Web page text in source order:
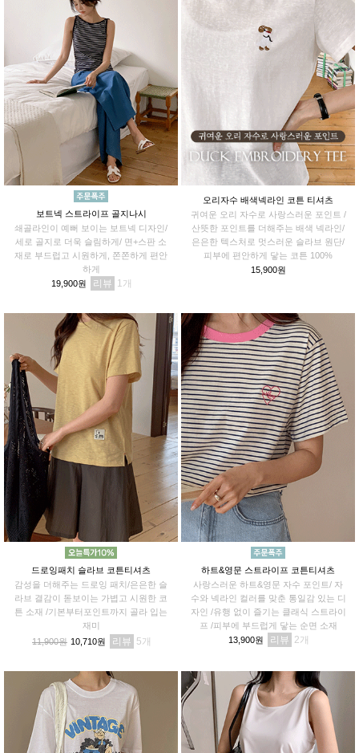
보트넥 스트라이프 골지나시
쇄골라인이 예뻐 보이는 보트넥 디자인/
세로 골지로 더욱 슬림하게/ 면+스판 소
재로 부드럽고 시원하게, 쫀쫀하게 편안
하게
19,900원
리뷰 1
오리자수 배색넥라인 코튼 티셔츠
귀여운 오리 자수로 사랑스러운 포인트 /
산뜻한 포인트를 더해주는 배색 넥라인/
은은한 텍스처로 멋스러운 슬라브 원단/
피부에 편안하게 닿는 코튼 100%
15,900원
드로잉패치 슬라브 코튼티셔츠
감성을 더해주는 드로잉 패치/은은한 슬
라브 결감이 돋보이는 가볍고 시원한 코
튼 소재 /기본부터포인트까지 골라 입는
재미
11,900원 10,710원 리뷰 5
하트&영문 스트라이프 코튼티셔츠
사랑스러운 하트&영문 자수 포인트/ 자
수와 넥라인 컬러를 맞춘 통일감 있는 디
자인 /유행 없이 즐기는 클래식 스트라이
프 /피부에 부드럽게 닿는 순면 소재
13,900원
리뷰 2